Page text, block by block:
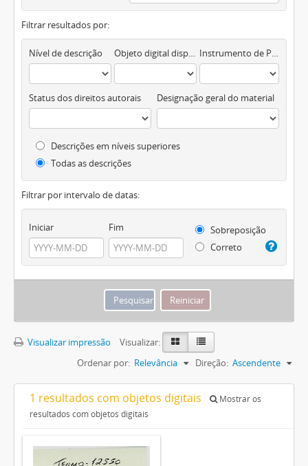
Filtrar resultados por:
Nível de descrição Objeto digital disponível Instrumento de Pesquisa
Status dos direitos autorais Designação geral do material
Descrições em níveis superiores
Todas as descrições
Filtrar por intervalo de datas:
Iniciar Fim
Sobreposição
Correto
Visualizar impressão
Visualizar:
Ordenar por: Relevância Direção: Ascendente
1 resultados com objetos digitais
Mostrar os
resultados com objetos digitais